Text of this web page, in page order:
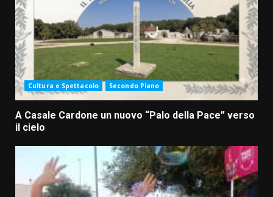
Cultura e Spettacolo Secondo Piano
A Casale Cardone un nuovo “Palo della Pace” verso
il cielo